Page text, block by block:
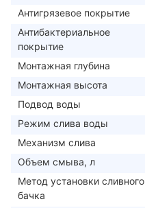
Антигрязевое покрытие
Антибактериальное
покрытие
Монтажная глубина
Монтажная высота
Подвод воды
Режим слива воды
Механизм слива
Объем смыва, л
Метод установки сливного
бачка